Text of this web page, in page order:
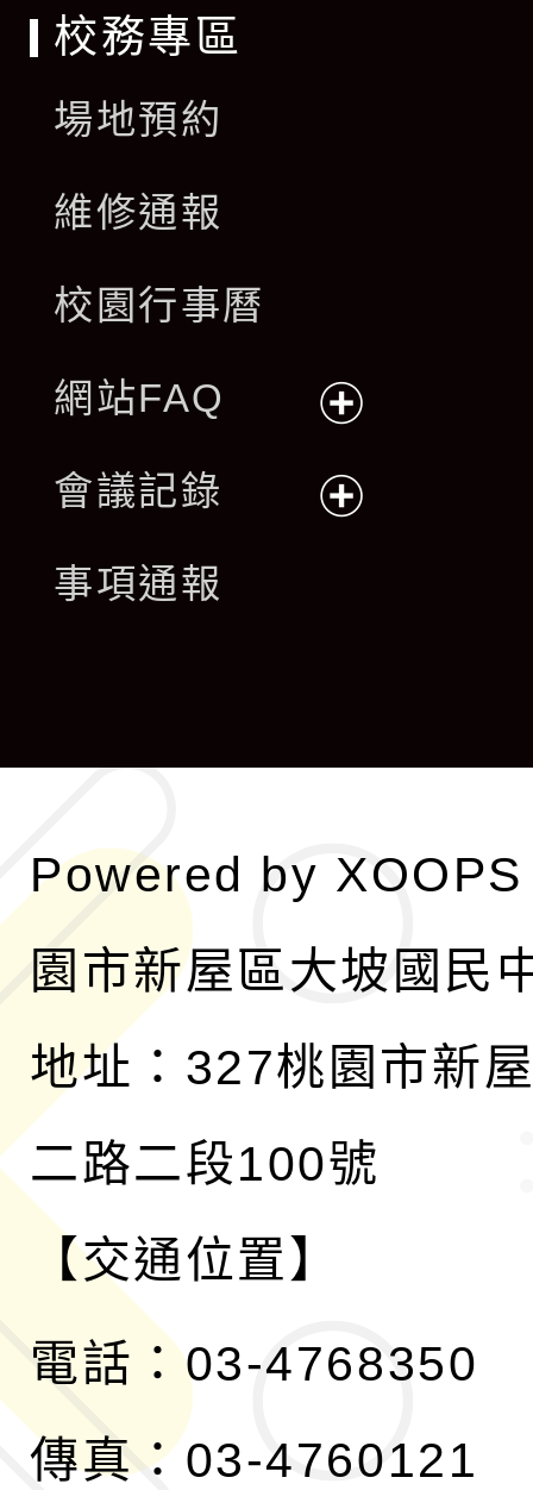
校務專區
場地預約
維修通報
校園行事曆
網站FAQ
開
會議記錄
單
事項通報
Powered by XOOPS
園市新屋區大坡國民
地址：327桃園市新
二路二段100號
【交通位置】
電話：03-4768350
傳真：03-4760121